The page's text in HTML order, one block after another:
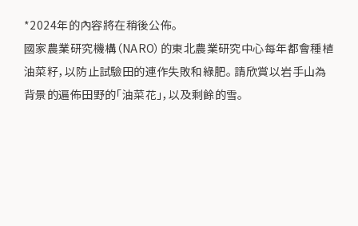
*2024年的內容將在稍後公佈。
國家農業研究機構（NARO）的東北農業研究中心每年都會種植
油菜籽，以防止試驗田的連作失敗和綠肥。 請欣賞以岩手山為
背景的遍佈田野的「油菜花」，以及剩餘的雪。